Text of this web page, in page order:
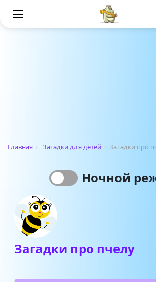
Главная › Загадки для детей › Загадки про
Ночной
Загадки про пчелу